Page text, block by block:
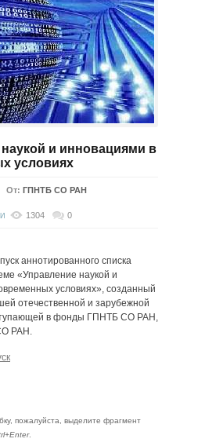
и инновациями в
условиях
От: ГПНТБ СО РАН
1304 0
аннотированного списка
«Управление наукой и
условиях», созданный
отечественной и зарубежной
в фонды ГПНТБ СО РАН,
РАН.
пожалуйста, выделите фрагмент
.